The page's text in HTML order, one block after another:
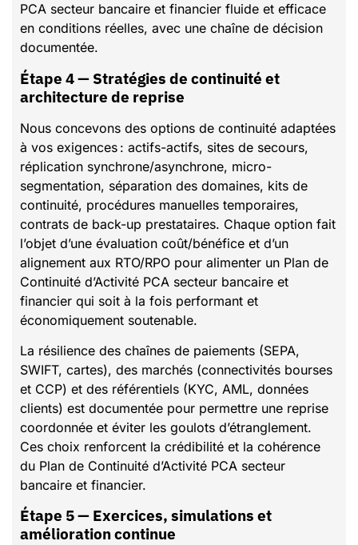
PCA secteur bancaire et financier fluide et efficace
en conditions réelles, avec une chaîne de décision
documentée.
Étape 4 — Stratégies de continuité et
architecture de reprise
Nous concevons des options de continuité adaptées
à vos exigences : actifs-actifs, sites de secours,
réplication synchrone/asynchrone, micro-
segmentation, séparation des domaines, kits de
continuité, procédures manuelles temporaires,
contrats de back-up prestataires. Chaque option fait
l’objet d’une évaluation coût/bénéfice et d’un
alignement aux RTO/RPO pour alimenter un Plan de
Continuité d’Activité PCA secteur bancaire et
financier qui soit à la fois performant et
économiquement soutenable.
La résilience des chaînes de paiements (SEPA,
SWIFT, cartes), des marchés (connectivités bourses
et CCP) et des référentiels (KYC, AML, données
clients) est documentée pour permettre une reprise
coordonnée et éviter les goulots d’étranglement.
Ces choix renforcent la crédibilité et la cohérence
du Plan de Continuité d’Activité PCA secteur
bancaire et financier.
Étape 5 — Exercices, simulations et
amélioration continue